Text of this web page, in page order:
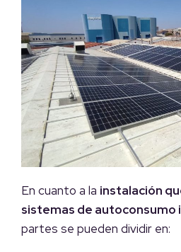
En cuanto a la instalación
sistemas de autoconsumo
partes se pueden dividir en: